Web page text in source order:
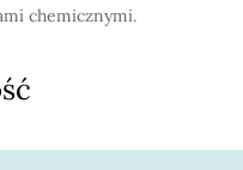
chemicznymi.